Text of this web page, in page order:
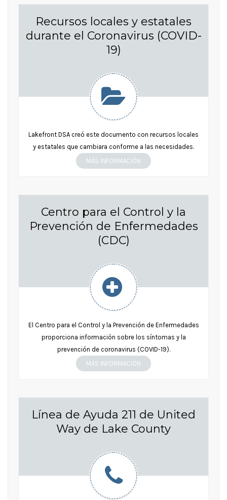
Recursos locales y estatales
durante el Coronavirus (COVID-
19)
Lakefront DSA creó este documento con recursos locales
y estatales que cambiara conforme a las necesidades.
MÁS INFORMACIÓN
Centro para el Control y la
Prevención de Enfermedades
(CDC)
El Centro para el Control y la Prevención de Enfermedades
proporciona información sobre los síntomas y la
prevención de coronavirus (COVID-19).
MÁS INFORMACIÓN
Línea de Ayuda 211 de United
Way de Lake County